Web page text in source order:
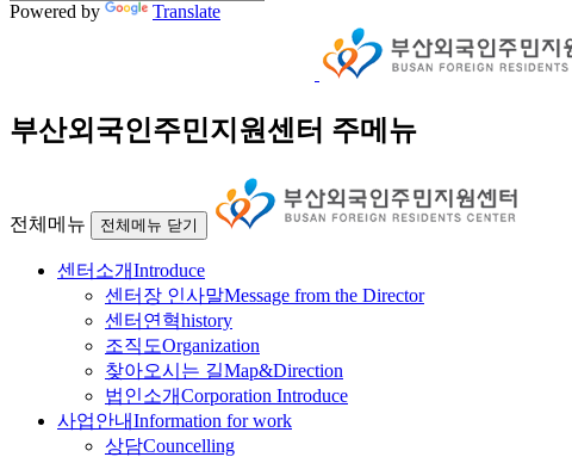
Powered by Translate
부산외국인주민지원센터 주메뉴
전체메뉴 전체메뉴 닫기
센터소개Introduce
센터장 인사말Message from the Director
센터연혁history
조직도Organization
찾아오시는 길Map&Direction
법인소개Corporation Introduce
사업안내Information for work
상담Councelling